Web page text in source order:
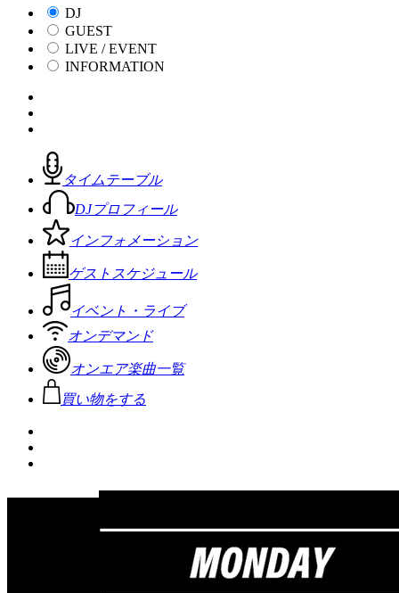
DJ
GUEST
LIVE / EVENT
INFORMATION
タイムテーブル
DJプロフィール
インフォメーション
ゲストスケジュール
イベント・ライブ
オンデマンド
オンエア楽曲一覧
買い物をする